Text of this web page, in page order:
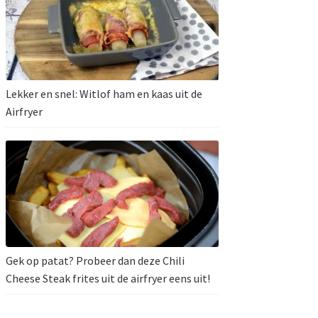
Lekker en snel: Witlof ham en kaas uit de
Airfryer
Gek op patat? Probeer dan deze Chili
Cheese Steak frites uit de airfryer eens uit!